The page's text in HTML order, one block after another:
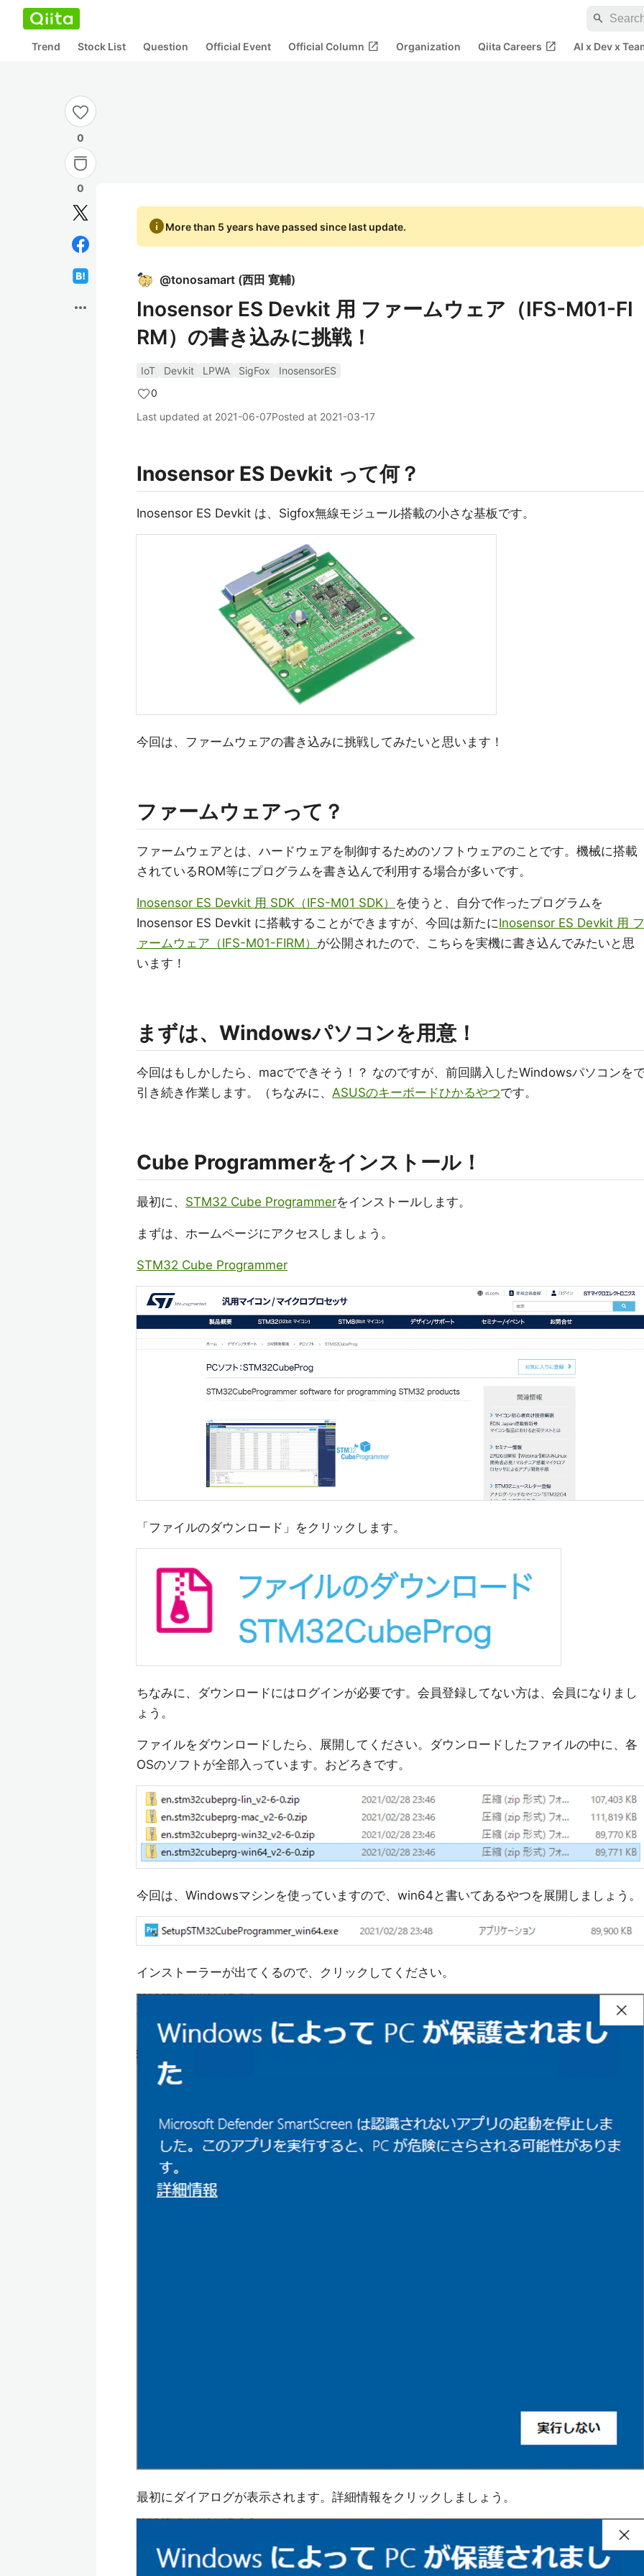
search
Trend Stock List Question Official Event Official Column open_in_new Organization Qiita Careers open_in_new AI x Dev x
0
0
more_horiz
infoMore than 5 years have passed since last update.
@tonosamart (西田 寛輔)
Inosensor ES Devkit 用 ファームウェア（IFS-M01-FI
RM）の書き込みに挑戦！
IoT Devkit LPWA SigFox
InosensorES
0
Last updated at 2021-06-07Posted at 2021-03-17
Inosensor ES Devkit って何？
Inosensor ES Devkit は、Sigfox無線モジュール搭載の小さな基板です。
今回は、ファームウェアの書き込みに挑戦してみたいと思います！
ファームウェアって？
ファームウェアとは、ハードウェアを制御するためのソフトウェアのことです。機械に搭載
されているROM等にプログラムを書き込んで利用する場合が多いです。
Inosensor ES Devkit 用 SDK（IFS-M01 SDK） を使うと、自分で作ったプログラムを
Inosensor ES Devkit に搭載することができますが、今回は新たにInosensor ES Devkit 用 フ
ァームウェア（IFS-M01-FIRM） が公開されたので、こちらを実機に書き込んでみたいと思
います！
まずは、Windowsパソコンを用意！
今回はもしかしたら、macでできそう！？ なのですが、前回購入したWindowsパソコンを
引き続き作業します。（ちなみに、 ASUSのキーボードひかるやつです。
Cube Programmerをインストール！
最初に、 STM32 Cube Programmerをインストールします。
まずは、ホームページにアクセスしましょう。
STM32 Cube Programmer
「ファイルのダウンロード」をクリックします。
ちなみに、ダウンロードにはログインが必要です。会員登録してない方は、会員になりまし
ょう。
ファイルをダウンロードしたら、展開してください。ダウンロードしたファイルの中に、各
OSのソフトが全部入っています。おどろきです。
今回は、Windowsマシンを使っていますので、win64と書いてあるやつを展開しましょう。
インストーラーが出てくるので、クリックしてください。
最初にダイアログが表示されます。詳細情報をクリックしましょう。